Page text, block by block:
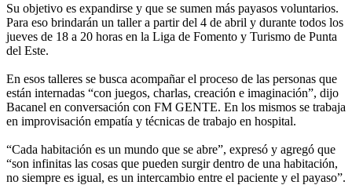
Su objetivo es expandirse y que se sumen más payasos voluntarios.
Para eso brindarán un taller a partir del 4 de abril y durante todos los
jueves de 18 a 20 horas en la Liga de Fomento y Turismo de Punta
del Este.
En esos talleres se busca acompañar el proceso de las personas que
están internadas “con juegos, charlas, creación e imaginación”, dijo
Bacanel en conversación con FM GENTE. En los mismos se trabaja
en improvisación empatía y técnicas de trabajo en hospital.
“Cada habitación es un mundo que se abre”, expresó y agregó que
“son infinitas las cosas que pueden surgir dentro de una habitación,
no siempre es igual, es un intercambio entre el paciente y el payaso”.